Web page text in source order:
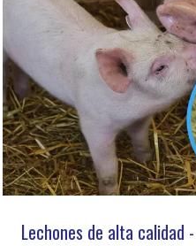
Lechones de alta calidad